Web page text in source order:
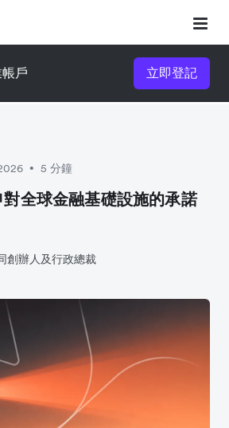
戶 立即登記
• 5 分鐘
全球金融基礎設施的承諾
創辦人及行政總裁